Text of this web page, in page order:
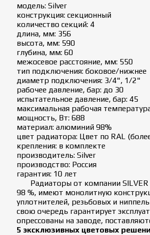
модель: Silver
конструкция: cекционный
количество секций: 4
длина, мм: 356
высота, мм: 590
глубина, мм: 60
межосевое расстояние, мм: 550
тип подключения: боковое/нижнее
диаметр подключения: 3/4", 1/2"
рабочее давление, бар: до 30
испытательное давление, бар: 45
максимальная рабочая
мощность, Вт: 688
материал: алюминий 98%
цвет радиатора: Цвет по RAL
крепления: в комплекте
производитель: Silver
производство: Россия
гарантия: 10 лет
Радиаторы от компании SILVER
98 %, имеют монолитную
уплотнителей, резьбовых и
свою очередь гарантирует
опрессованы на заводе,
5 эксклюзивных цветовых